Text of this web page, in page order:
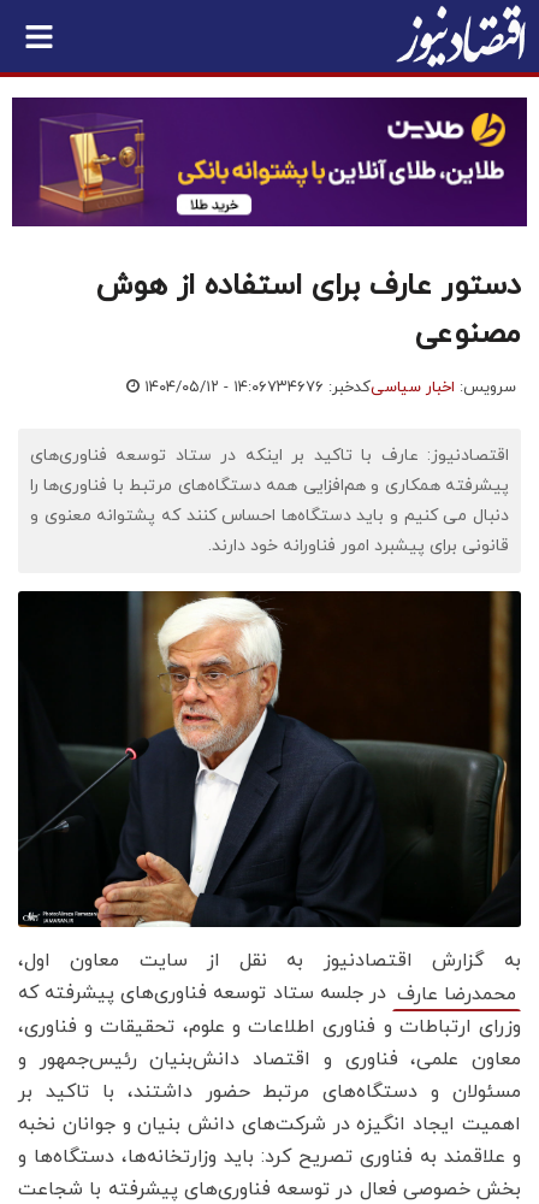
دستور عارف برای استفاده از هوش
مصنوعی
سرویس: اخبار سیاسیکدخبر: ۷۳۴۶۷۶ ۱۴۰۴/۰۵/۱۲ - ۱۴:۰۶
اقتصادنیوز: عارف با تاکید بر اینکه در ستاد توسعه فناوری‌های
پیشرفته همکاری و هم‌افزایی همه دستگاه‌های مرتبط با فناوری‌ها را
دنبال می کنیم و باید دستگاه‌ها احساس کنند که پشتوانه معنوی و
قانونی برای پیشبرد امور فناورانه خود دارند.
به گزارش اقتصادنیوز به نقل از سایت معاون اول،
محمدرضا عارف در جلسه ستاد توسعه فناوری‌های پیشرفته که
وزرای ارتباطات و فناوری اطلاعات و علوم، تحقیقات و فناوری،
معاون علمی‌، فناوری و اقتصاد دانش‌بنیان رئیس‌جمهور و
مسئولان و دستگاه‌های مرتبط حضور داشتند، با تاکید بر
اهمیت ایجاد انگیزه در شرکت‌های دانش بنیان و جوانان نخبه
و علاقمند به فناوری تصریح کرد: باید وزارتخانه‌ها، دستگاه‌ها و
بخش خصوصی فعال در توسعه فناوری‌های پیشرفته با شجاعت